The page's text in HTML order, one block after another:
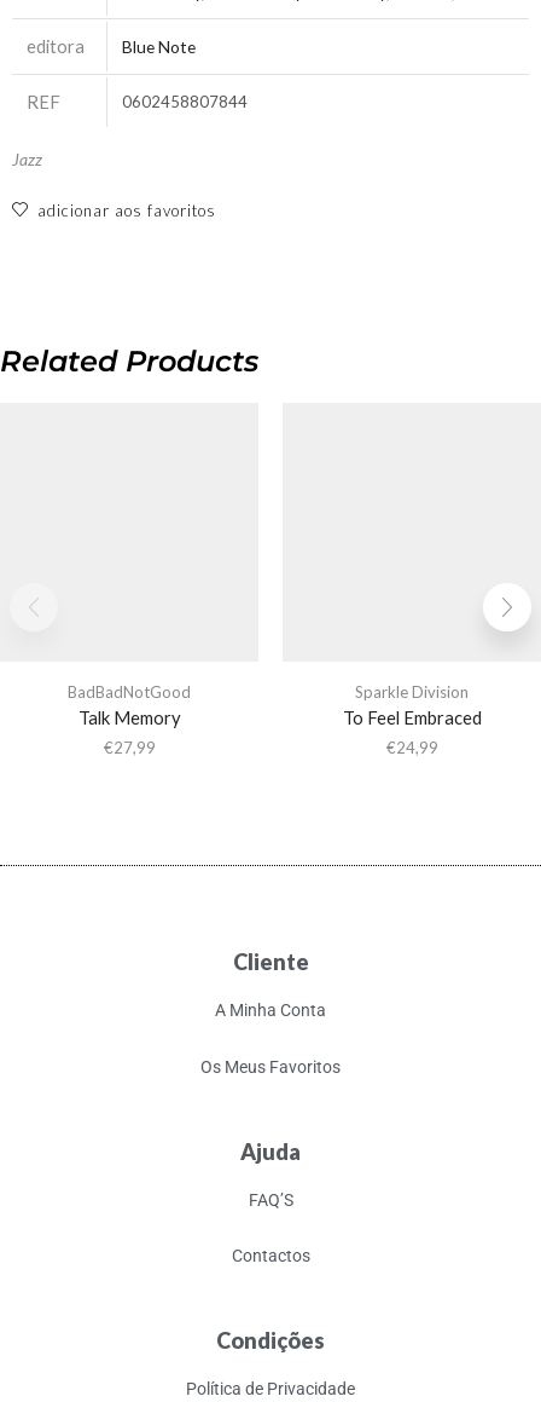
editora Blue Note
REF 0602458807844
Jazz
adicionar aos favoritos
Related Products
BadBadNotGood
Talk Memory
€27,99
Sparkle Division
To Feel Embraced
€24,99
Cliente
A Minha Conta
Os Meus Favoritos
Ajuda
FAQ’S
Contactos
Condições
Política de Privacidade